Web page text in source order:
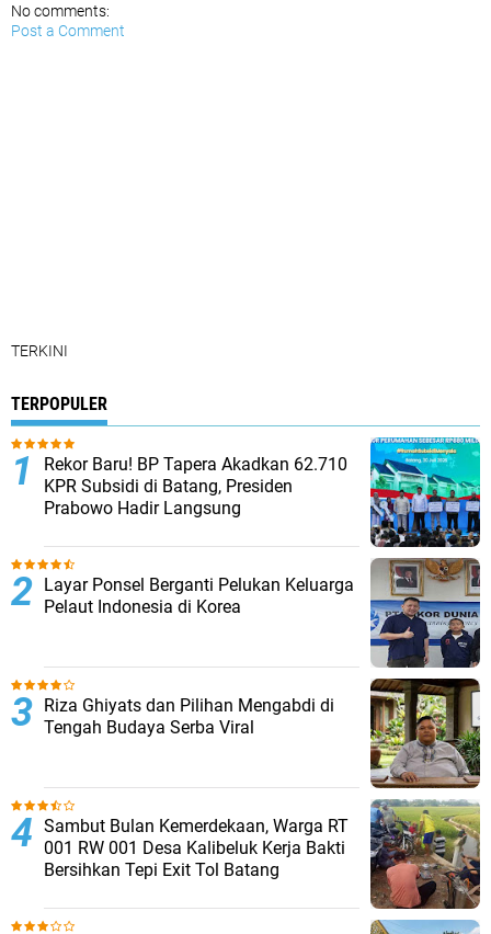
No comments:
Post a Comment
TERKINI
TERPOPULER
Rekor Baru! BP Tapera Akadkan 62.710
KPR Subsidi di Batang, Presiden
Prabowo Hadir Langsung
Layar Ponsel Berganti Pelukan Keluarga
Pelaut Indonesia di Korea
Riza Ghiyats dan Pilihan Mengabdi di
Tengah Budaya Serba Viral
Sambut Bulan Kemerdekaan, Warga RT
001 RW 001 Desa Kalibeluk Kerja Bakti
Bersihkan Tepi Exit Tol Batang